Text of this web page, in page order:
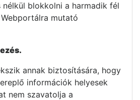
blokkolni a harmadik fél
mutató
annak biztosítására, hogy
információk helyesek
nem szavatolja a